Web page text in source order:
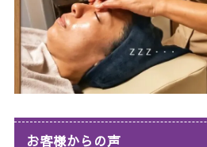
お客様からの声